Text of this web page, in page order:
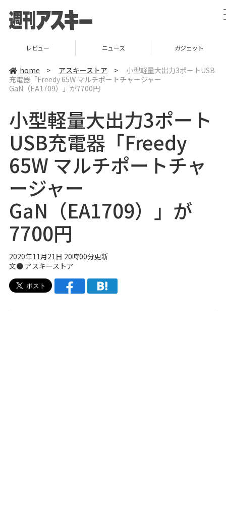
レビュー ニュース ガジェット
home > アスキーストア >
小型軽量大出力3ポートUSB
充電器「Freedy 65W マルチポートチャージャー
GaN（EA1709）」が7700円
小型軽量大出力3ポート
USB充電器「Freedy
65W マルチポートチャ
ージャー
GaN（EA1709）」が
7700円
2020年11月21日 20時00分更新
文● アスキーストア